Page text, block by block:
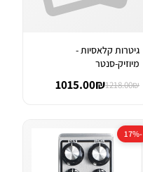
גיטרות קלאסיות -
מיוזיק-סנטר
1218.00₪
1015.00₪
-17%